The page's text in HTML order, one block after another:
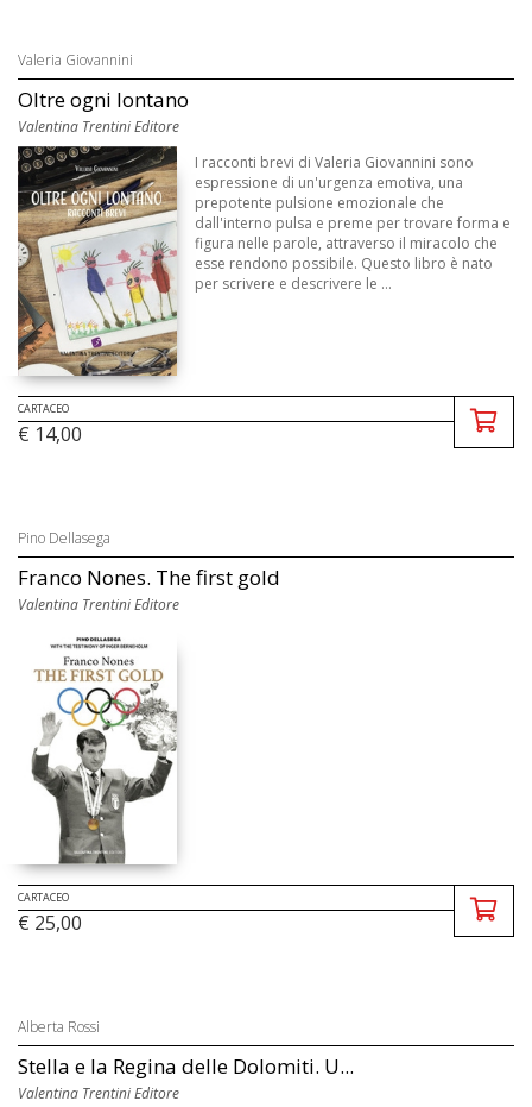
Valeria Giovannini
Oltre ogni lontano
Valentina Trentini Editore
I racconti brevi di Valeria Giovannini sono
espressione di un'urgenza emotiva, una
prepotente pulsione emozionale che
dall'interno pulsa e preme per trovare forma e
figura nelle parole, attraverso il miracolo che
esse rendono possibile. Questo libro è nato
per scrivere e descrivere le ...
CARTACEO
€ 14,00
Pino Dellasega
Franco Nones. The first gold
Valentina Trentini Editore
CARTACEO
€ 25,00
Alberta Rossi
Stella e la Regina delle Dolomiti. U...
Valentina Trentini Editore